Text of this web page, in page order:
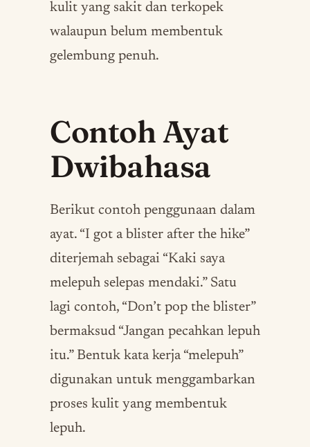
kulit yang sakit dan terkopek
walaupun belum membentuk
gelembung penuh.
Contoh Ayat
Dwibahasa
Berikut contoh penggunaan dalam
ayat. “I got a blister after the hike”
diterjemah sebagai “Kaki saya
melepuh selepas mendaki.” Satu
lagi contoh, “Don’t pop the blister”
bermaksud “Jangan pecahkan lepuh
itu.” Bentuk kata kerja “melepuh”
digunakan untuk menggambarkan
proses kulit yang membentuk
lepuh.